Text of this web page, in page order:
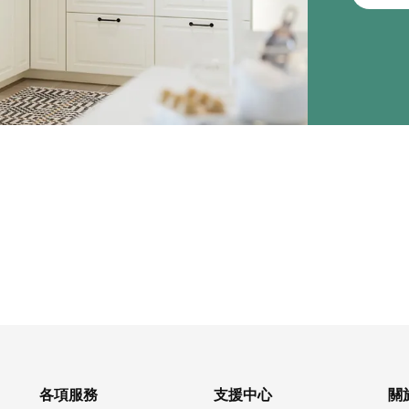
各項服務 支援中心 關